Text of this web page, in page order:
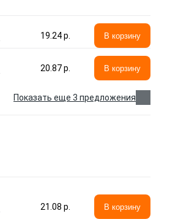
19.24 p. В корзину
20.87 p. В корзину
Показать еще 3 предложения
21.08 p. В корзину